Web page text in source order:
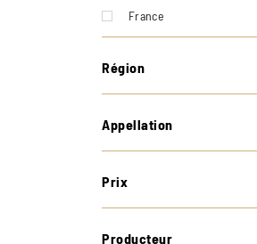
France
Région
Appellation
Prix
Producteur